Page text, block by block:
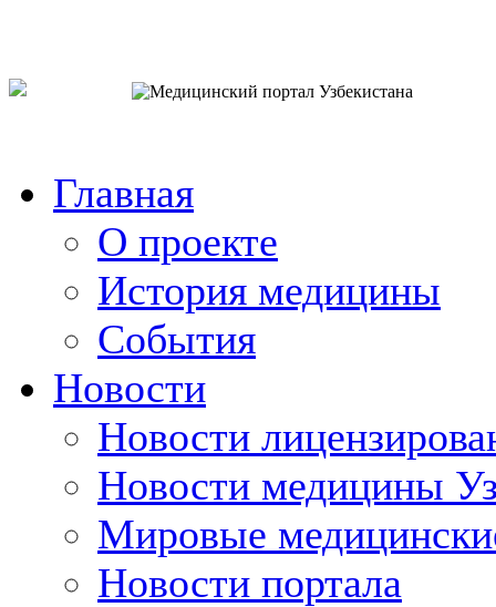
Главная
О проекте
История медицины
События
Новости
Новости
Новости медицины
Мировые
Новости портала